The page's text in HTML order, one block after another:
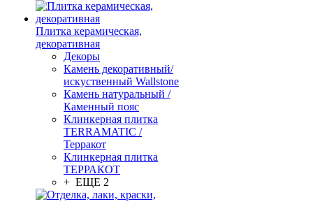
Плитка керамическая,
декоративная
Декоры
Камень декоративный/
искуственный Wallstone
Камень натуральный /
Каменный пояс
Клинкерная плитка
TERRAMATIC /
Терракот
Клинкерная плитка
ТЕРРАКОТ
+ ЕЩЕ 2